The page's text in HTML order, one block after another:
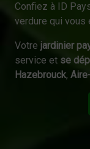
Confiez à ID
verdure qui vous
Votre jardinier
service et se
Hazebrouck,